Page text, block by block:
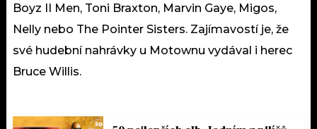
Boyz II Men, Toni Braxton, Marvin Gaye, Migos,
Nelly nebo The Pointer Sisters. Zajímavostí je, že
své hudební nahrávky u Motownu vydával i herec
Bruce Willis.